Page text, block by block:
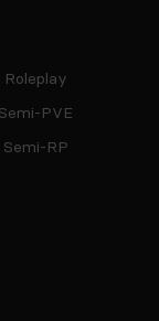
Roleplay
Semi-PVE
Semi-RP